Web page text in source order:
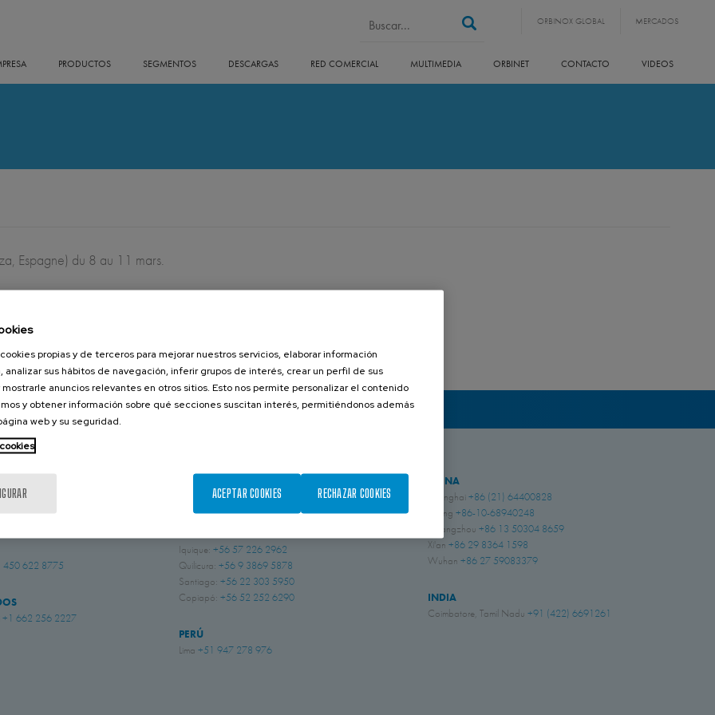
MERCADOS
ORBINOX GLOBAL
Formulario de
búsqueda
Buscar
PRODUCTOS SEGMENTOS DESCARGAS RED COMERCIAL MULTIMEDIA ORBINET CONTACTO VIDEOS
Espagne) du 8 au 11 mars.
30 JUNIO 2015
CONTACTA CON NOSOTROS
+44 (0) 1243 810240
+44 (0) 115 9324046
450 622 8775
+1 662 256 2227
BRASIL
Indaiatuba, São Paulo+55 (19) 3935 5369
Iquique: +56 57 226 2962
Quilicura: +56 9 3869 5878
Santiago: +56 22 303 5950
Copiapó: +56 52 252 6290
PERÚ
Lima +51 947 278 976
CHINA
Shanghai +86 (21) 64400828
Beijing +86-10-68940248
Guangzhou +86 13 50304 8659
Xi'an +86 29 8364 1598
Wuhan +86 27 59083379
INDIA
Coimbatore, Tamil Nadu +91 (422) 6691261
propias y de terceros para mejorar nuestros servicios, elaborar información
analizar sus hábitos de navegación, inferir grupos de interés, crear un perfil de sus
anuncios relevantes en otros sitios. Esto nos permite personalizar el contenido
y obtener información sobre qué secciones suscitan interés, permitiéndonos además
web y su seguridad.
RECHAZAR COOKIES
ACEPTAR COOKIES